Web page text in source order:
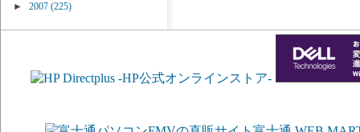
►
2007 (225)